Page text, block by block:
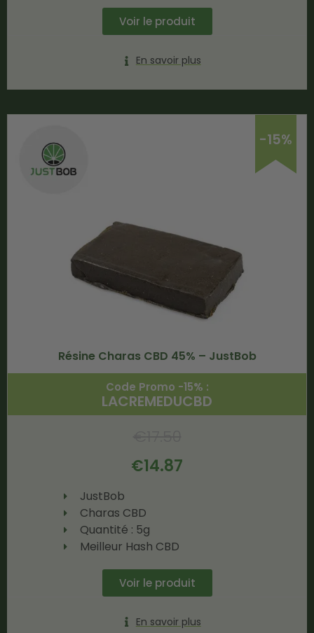
Voir le produit
En savoir plus
-15%
Résine Charas CBD 45% – JustBob
Code Promo -15% :
LACREMEDUCBD
€14.87
JustBob
Charas CBD
Quantité : 5g
Meilleur Hash CBD
Voir le produit
En savoir plus